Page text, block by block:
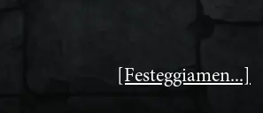
[Festeggiamen...]